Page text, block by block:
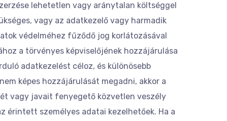
lehetetlen vagy aránytalan költséggel
vagy az adatkezelő vagy harmadik
védelméhez fűződő jog korlátozásával
a törvényes képviselőjének hozzájárulása
adatkezelést céloz, és különösebb
képes hozzájárulását megadni, akkor a
vagy javait fenyegető közvetlen veszély
érintett személyes adatai kezelhetőek. Ha a